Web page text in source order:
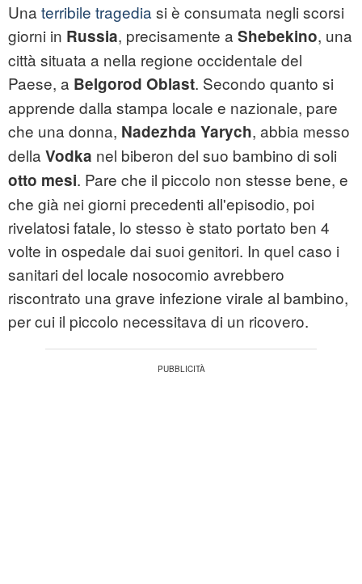
Una terribile tragedia si è consumata negli scorsi
giorni in Russia, precisamente a Shebekino, una
città situata a nella regione occidentale del
Paese, a Belgorod Oblast. Secondo quanto si
apprende dalla stampa locale e nazionale, pare
che una donna, Nadezhda Yarych, abbia messo
della Vodka nel biberon del suo bambino di soli
otto mesi. Pare che il piccolo non stesse bene, e
che già nei giorni precedenti all'episodio, poi
rivelatosi fatale, lo stesso è stato portato ben 4
volte in ospedale dai suoi genitori. In quel caso i
sanitari del locale nosocomio avrebbero
riscontrato una grave infezione virale al bambino,
per cui il piccolo necessitava di un ricovero.